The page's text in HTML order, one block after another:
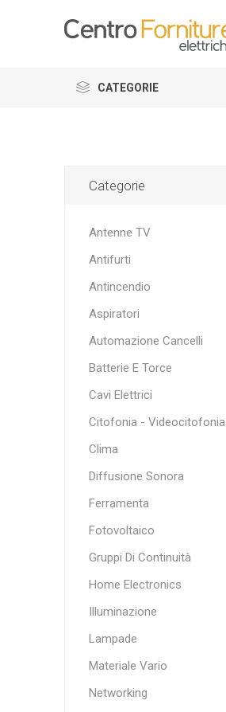
CATEGORIE
Categorie
Antenne TV
Antifurti
Antincendio
Aspiratori
Automazione Cancelli
Batterie E Torce
Cavi Elettrici
Citofonia - Videocitofonia
Clima
Diffusione Sonora
Ferramenta
Fotovoltaico
Gruppi Di Continuità
Home Electronics
Illuminazione
Lampade
Materiale Vario
Networking